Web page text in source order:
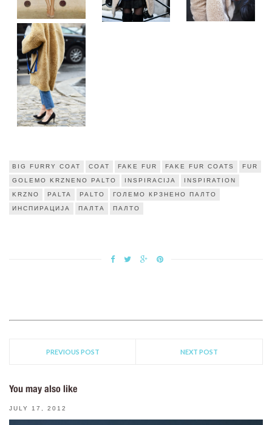
BIG FURRY COAT COAT FAKE FUR FAKE FUR COATS FUR
GOLEMO KRZNENO PALTO INSPIRACIJA INSPIRATION
KRZNO PALTA PALTO ГОЛЕМО КРЗНЕНО ПАЛТО
ИНСПИРАЦИЈА ПАЛТА ПАЛТО
PREVIOUS POST NEXT POST
You may also like
JULY 17, 2012